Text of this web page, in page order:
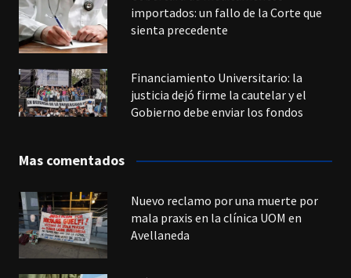
importados: un fallo de la Corte que
sienta precedente
Financiamiento Universitario: la
justicia dejó firme la cautelar y el
Gobierno debe enviar los fondos
Mas comentados
Nuevo reclamo por una muerte por
mala praxis en la clínica UOM en
Avellaneda